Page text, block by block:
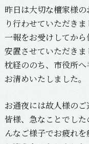
昨日は大切な檀家様
り行わせていただきま
一報をお受けしてか
安置させていただきま
枕経ののち、市役所
お清めいたしました。
お通夜には故人様のご
皆様、急なことでし
んなご様子でお疲れを